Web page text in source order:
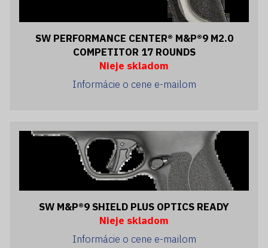
SW PERFORMANCE CENTER® M&P®9 M2.0
COMPETITOR 17 ROUNDS
Nieje skladom
Informácie o cene e-mailom
SW M&P®9 SHIELD PLUS OPTICS READY
Nieje skladom
Informácie o cene e-mailom